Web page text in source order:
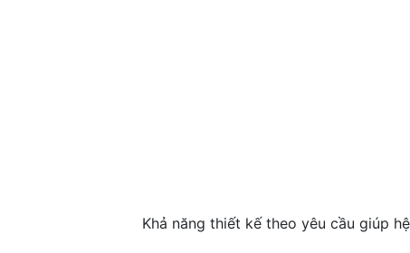
Khả năng thiết kế theo yêu cầu giúp